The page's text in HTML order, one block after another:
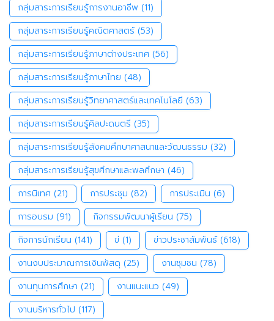
กลุ่มสาระการเรียนรู้การงานอาชีพ (11)
กลุ่มสาระการเรียนรู้คณิตศาสตร์ (53)
กลุ่มสาระการเรียนรู้ภาษาต่างประเทศ (56)
กลุ่มสาระการเรียนรู้ภาษาไทย (48)
กลุ่มสาระการเรียนรู้วิทยาศาสตร์และเทคโนโลยี (63)
กลุ่มสาระการเรียนรู้ศิลปะดนตรี (35)
กลุ่มสาระการเรียนรู้สังคมศึกษาศาสนาและวัฒนธรรม (32)
กลุ่มสาระการเรียนรู้สุขศึกษาและพลศึกษา (46)
การนิเทศ (21) การประชุม (82) การประเมิน (6)
การอบรม (91) กิจกรรมพัฒนาผู้เรียน (75)
กิจการนักเรียน (141) ข่ (1) ข่าวประชาสัมพันธ์ (618)
งานงบประมาณการเงินพัสดุ (25) งานชุมชน (78)
งานทุนการศึกษา (21) งานแนะแนว (49)
งานบริหารทั่วไป (117)